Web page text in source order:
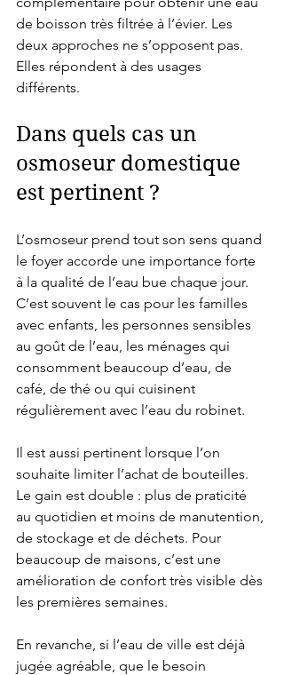
de boisson très filtrée à l’évier. Les
deux approches ne s’opposent pas.
Elles répondent à des usages
différents.
Dans quels cas un
osmoseur domestique
est pertinent ?
L’osmoseur prend tout son sens quand
le foyer accorde une importance forte
à la qualité de l’eau bue chaque jour.
C’est souvent le cas pour les familles
avec enfants, les personnes sensibles
au goût de l’eau, les ménages qui
consomment beaucoup d’eau, de
café, de thé ou qui cuisinent
régulièrement avec l’eau du robinet.
Il est aussi pertinent lorsque l’on
souhaite limiter l’achat de bouteilles.
Le gain est double : plus de praticité
au quotidien et moins de manutention,
de stockage et de déchets. Pour
beaucoup de maisons, c’est une
amélioration de confort très visible dès
les premières semaines.
En revanche, si l’eau de ville est déjà
jugée agréable, que le besoin